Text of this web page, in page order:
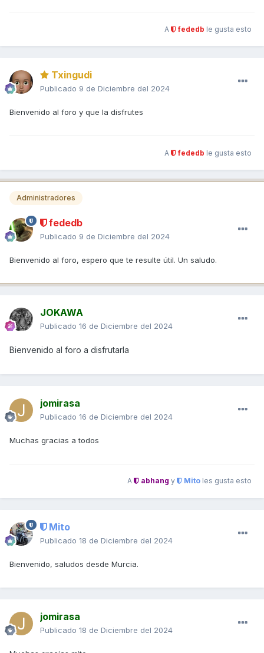
A fededb le gusta esto
Txingudi
Publicado 9 de Diciembre del 2024
Bienvenido al foro y que la disfrutes
A fededb le gusta esto
Administradores
fededb
Publicado 9 de Diciembre del 2024
Bienvenido al foro, espero que te resulte útil. Un saludo.
JOKAWA
Publicado 16 de Diciembre del 2024
Bienvenido al foro a disfrutarla
jomirasa
Publicado 16 de Diciembre del 2024
Muchas gracias a todos
A abhang y Mito les gusta esto
Mito
Publicado 18 de Diciembre del 2024
Bienvenido, saludos desde Murcia.
jomirasa
Publicado 18 de Diciembre del 2024